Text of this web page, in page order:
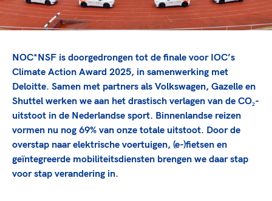
Game Changer
Olympische geschiedenis
Nieuwspagina
Duurzaamheid
Bekwaam sportkader
Sportmatch
Clubacties
Handboek Wet- en Regelgeving
Opleidingen en trainingen
High5 Stappenplan
TeamNL Sport Science Centre
Olympische Spelen LA28
Paralympische Spelen LA28
Europese Spelen Istanbul 2027
Topsportbeleid
Topsportfinanciering
Maatschappelijke waarde topsport
NOC*NSF is doorgedrongen tot de finale voor IOC’s
Climate Action Award 2025, in samenwerking met
Deloitte. Samen met partners als Volkswagen, Gazelle en
Shuttel werken we aan het drastisch verlagen van de CO₂-
uitstoot in de Nederlandse sport. Binnenlandse reizen
vormen nu nog 69% van onze totale uitstoot. Door de
overstap naar elektrische voertuigen, (e-)fietsen en
geïntegreerde mobiliteitsdiensten brengen we daar stap
voor stap verandering in.